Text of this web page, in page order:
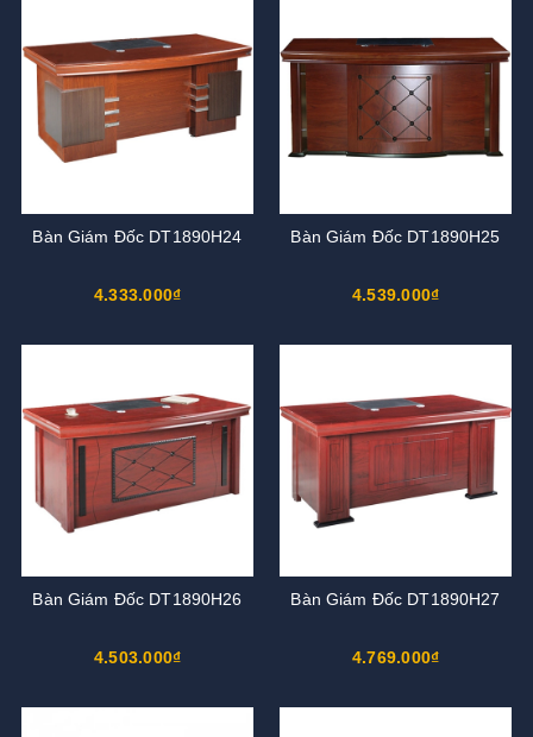
Bàn Giám Đốc DT1890H24
4.333.000₫
Bàn Giám Đốc DT1890H25
4.539.000₫
Bàn Giám Đốc DT1890H26
4.503.000₫
Bàn Giám Đốc DT1890H27
4.769.000₫